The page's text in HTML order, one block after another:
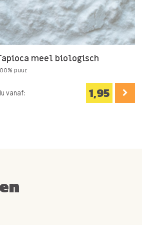
meel biologisch
puur
vanaf: 1,95